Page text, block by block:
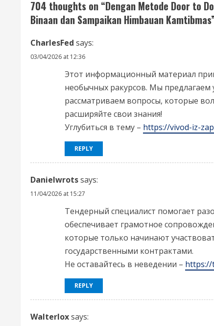
i
n
u
i
n
704 thoughts on “Dengan Metode Door to
Binaan dan Sampaikan Himbauan Kamtibmas
CharlesFed says:
03/04/2026 at 12:36
Этот информационный материал
необычных ракурсов. Мы
рассматриваем вопросы, которые
расширяйте свои знания!
Углубиться в тему – https://vivod-iz-
REPLY
Danielwrotssays:
11/04/2026 at 15:27
Тендерный специалист помогает
обеспечивает грамотное
которые только начинают
государственными контрактами.
Не оставайтесь в неведении – https://
REPLY
Walterloxsays: